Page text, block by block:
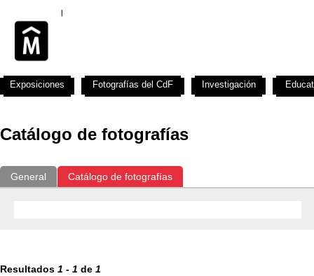
Catálogo de fotografías
General Catálogo de fotografías
Resultados 1 - 1 de 1
Exposiciones Fotografías del CdF Investigación